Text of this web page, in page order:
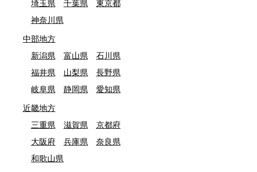
埼玉県
千葉県
東京都
神奈川県
中部地方
新潟県
富山県
石川県
福井県
山梨県
長野県
岐阜県
静岡県 愛知県
近畿地方
三重県
滋賀県
京都府
大阪府
兵庫県
奈良県
和歌山県